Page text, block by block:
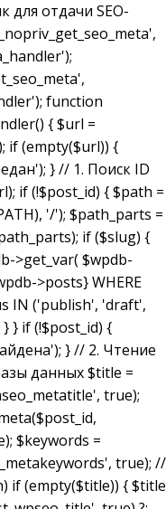
для отдачи SEO-
function
{ $url =
if (empty($url)) {
} // 1. Поиск ID
if (!$post_id) { $path =
'/'); $path_parts =
if ($slug) {
>get_var( $wpdb-
>posts} WHERE
IN ('publish', 'draft',
} if (!$post_id) {
} // 2. Чтение
данных $title =
true);
$keywords =
true); //
if (empty($title)) { $title